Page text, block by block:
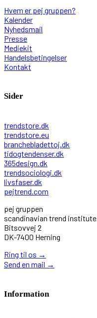
Hvem er pej gruppen?
Kalender
Nyhedsmail
Presse
Mediekit
Handelsbetingelser
Kontakt
Sider
trendstore.dk
trendstore.eu
branchebladettoj.dk
tidogtendenser.dk
365design.dk
trendsociologi.dk
livsfaser.dk
pejtrend.com
pej gruppen
scandinavian trend institute
Bitsovvej 2
DK-7400 Herning
Ring til os →
Send en mail →
Information